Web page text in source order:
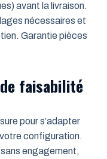
avant la livraison.
nécessaires et
Garantie pièces
faisabilité
pour s’adapter
configuration.
engagement,